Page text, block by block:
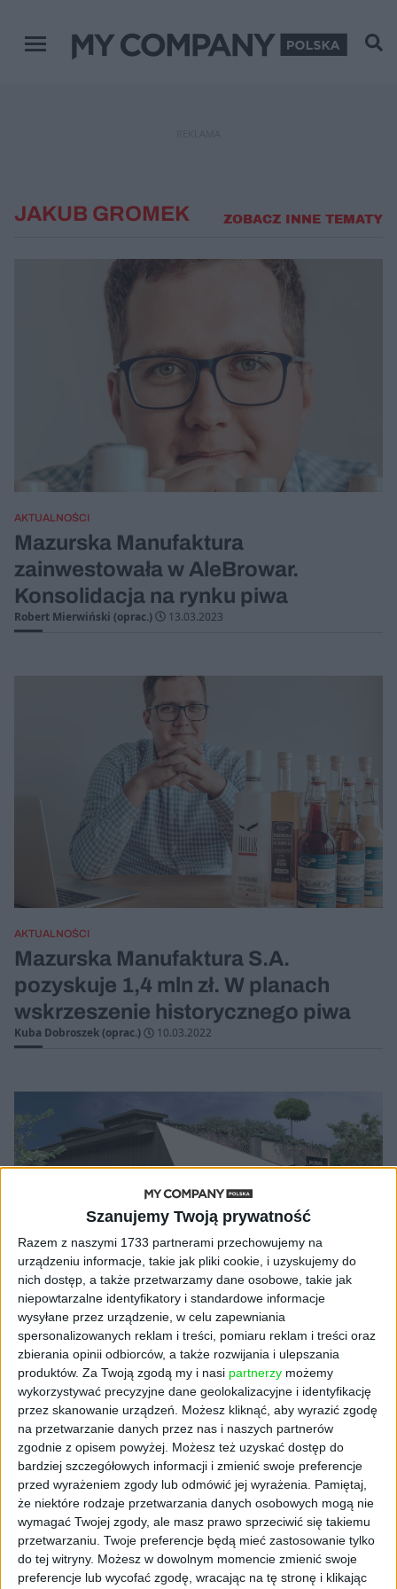
Szanujemy Twoją prywatność
Razem z naszymi 1733 partnerami przechowujemy na
urządzeniu informacje, takie jak pliki cookie, i uzyskujemy do
nich dostęp, a także przetwarzamy dane osobowe, takie jak
niepowtarzalne identyfikatory i standardowe informacje
wysyłane przez urządzenie, w celu zapewniania
spersonalizowanych reklam i treści, pomiaru reklam i treści oraz
zbierania opinii odbiorców, a także rozwijania i ulepszania
produktów. Za Twoją zgodą my i nasi partnerzy możemy
wykorzystywać precyzyjne dane geolokalizacyjne i identyfikację
przez skanowanie urządzeń. Możesz kliknąć, aby wyrazić zgodę
na przetwarzanie danych przez nas i naszych partnerów
zgodnie z opisem powyżej. Możesz też uzyskać dostęp do
bardziej szczegółowych informacji i zmienić swoje preferencje
przed wyrażeniem zgody lub odmówić jej wyrażenia.
Pamiętaj,
że niektóre rodzaje przetwarzania danych osobowych mogą nie
wymagać Twojej zgody, ale masz prawo sprzeciwić się takiemu
przetwarzaniu. Twoje preferencje będą mieć zastosowanie tylko
do tej witryny. Możesz w dowolnym momencie zmienić swoje
preferencje lub wycofać zgodę, wracając na tę stronę i klikając
Menu główne
JAKUB GROMEK ZOBACZ INNE TEMATY
AKTUALNOŚCI
Mazurska Manufaktura
zainwestowała w AleBrowar.
Konsolidacja na rynku piwa
Robert Mierwiński (oprac.) 13.03.2023
AKTUALNOŚCI
Mazurska Manufaktura S.A.
pozyskuje 1,4 mln zł. W planach
wskrzeszenie historycznego piwa
Kuba Dobroszek (oprac.) 10.03.2022
AKTUALNOŚCI
Mazurska Manufaktura S.A.
wskrzesza regionalny browar.
Patriotyzm konsumencki coraz
powszechniejszy
Kuba Dobroszek (oprac.) 15.04.2021